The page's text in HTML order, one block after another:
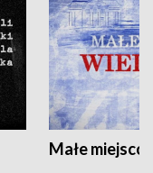
Małe